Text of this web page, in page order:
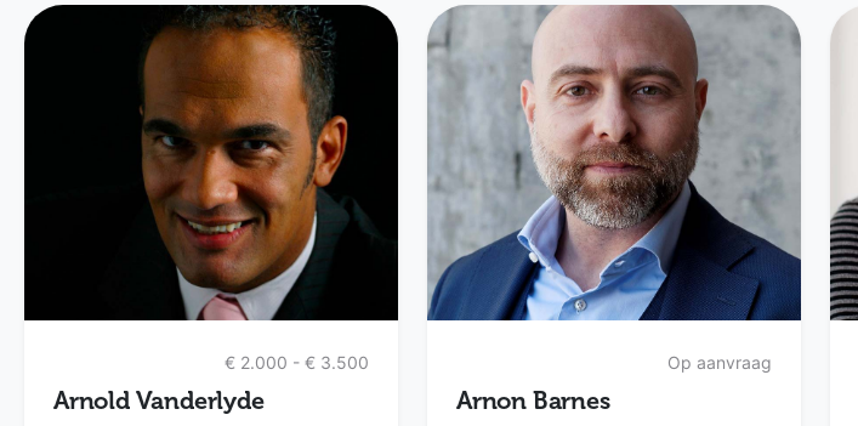
€ 2.000 - € 3.500
Arnold Vanderlyde
Op aanvraag
Arnon Barnes